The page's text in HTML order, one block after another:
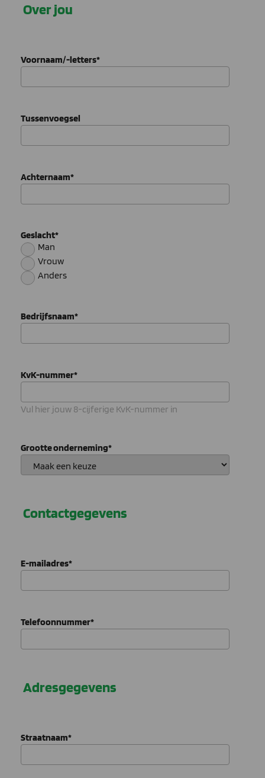
Over jou
Voornaam/-letters*
Tussenvoegsel
Achternaam*
Geslacht*
Man
Vrouw
Anders
Bedrijfsnaam*
KvK-nummer*
Vul hier jouw 8-cijferige KvK-nummer in
Grootte onderneming*
Contactgegevens
E-mailadres*
Telefoonnummer*
Adresgegevens
Straatnaam*